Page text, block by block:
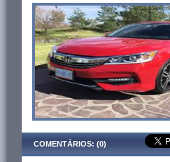
COMENTÁRIOS: (0)